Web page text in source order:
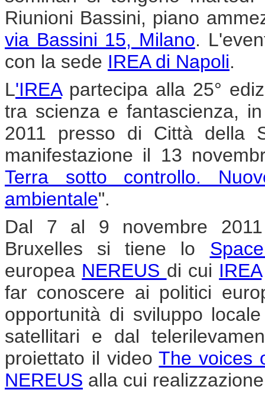
Riunioni Bassini, piano
via Bassini 15, Milano.
con la sede IREA di Napoli.
L'IREApartecipa alla 25°
tra scienza e fantascienza,
2011 presso di Città della
manifestazione il 13
Terra sotto controllo.
ambientale".
Dal 7 al 9 novembre
Bruxelles si tiene lo
europea NEREUS di cui IREA
far conoscere ai politici
opportunità di sviluppo
satellitari e dal
proiettato il videoThe voices
NEREUS alla cui